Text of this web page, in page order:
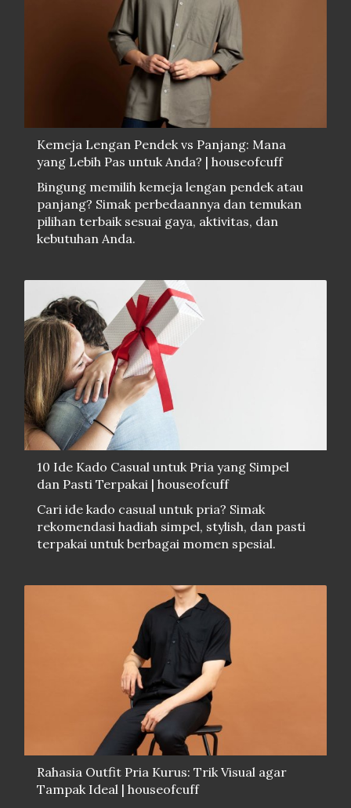
Kemeja Lengan Pendek vs Panjang: Mana
yang Lebih Pas untuk Anda? | houseofcuff
Bingung memilih kemeja lengan pendek atau
panjang? Simak perbedaannya dan temukan
pilihan terbaik sesuai gaya, aktivitas, dan
kebutuhan Anda.
10 Ide Kado Casual untuk Pria yang Simpel
dan Pasti Terpakai | houseofcuff
Cari ide kado casual untuk pria? Simak
rekomendasi hadiah simpel, stylish, dan pasti
terpakai untuk berbagai momen spesial.
Rahasia Outfit Pria Kurus: Trik Visual agar
Tampak Ideal | houseofcuff